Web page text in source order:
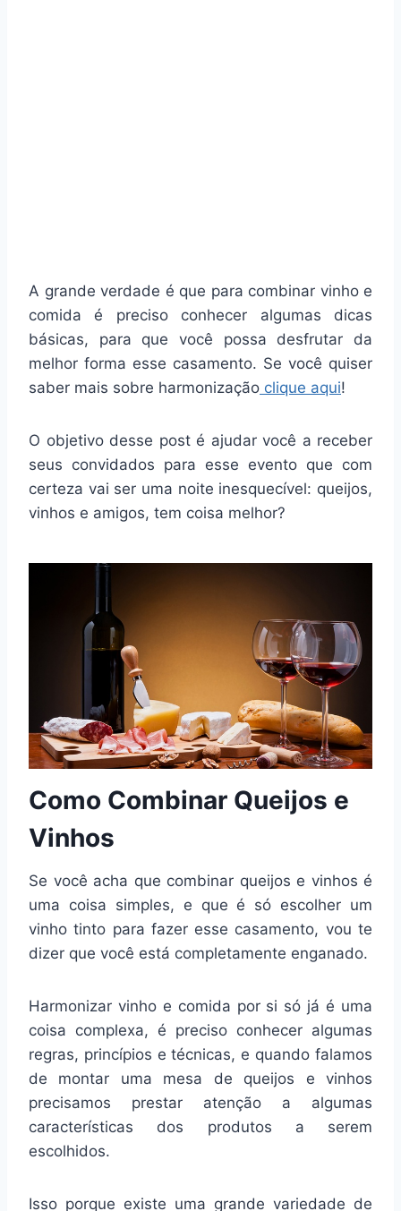
A grande verdade é que para combinar vinho e
comida é preciso conhecer algumas dicas
básicas, para que você possa desfrutar da
melhor forma esse casamento. Se você quiser
saber mais sobre harmonização clique aqui!
O objetivo desse post é ajudar você a receber
seus convidados para esse evento que com
certeza vai ser uma noite inesquecível: queijos,
vinhos e amigos, tem coisa melhor?
Como Combinar Queijos e
Vinhos
Se você acha que combinar queijos e vinhos é
uma coisa simples, e que é só escolher um
vinho tinto para fazer esse casamento, vou te
dizer que você está completamente enganado.
Harmonizar vinho e comida por si só já é uma
coisa complexa, é preciso conhecer algumas
regras, princípios e técnicas, e quando falamos
de montar uma mesa de queijos e vinhos
precisamos prestar atenção a algumas
características dos produtos a serem
escolhidos.
Isso porque existe uma grande variedade de